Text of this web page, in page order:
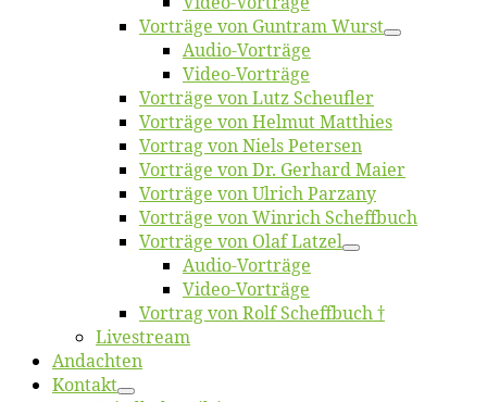
Vor­trä­ge von Gun­tram Wurst
Au­dio-Vor­trä­ge
Vi­deo-Vor­trä­ge
Vor­trä­ge von Lutz Scheufler
Vor­trä­ge von Hel­mut Matthies
Vor­trag von Niels Petersen
Vor­trä­ge von Dr. Ger­hard Maier
Vor­trä­ge von Ul­rich Parzany
Vor­trä­ge von Win­rich Scheffbuch
Vor­trä­ge von Olaf Latzel
Au­dio-Vor­trä­ge
Vi­deo-Vor­trä­ge
Vor­trag von Rolf Scheffbuch †
Live­stream
An­dach­ten
Kon­takt